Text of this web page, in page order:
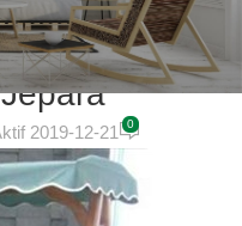
JEPARA
Majalengka
2019-12-21 0